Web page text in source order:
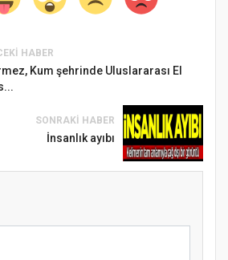
HABER
Kum şehrinde Uluslararası El
SONRAKI HABER
İnsanlık ayıbı
Ayasofya Camii